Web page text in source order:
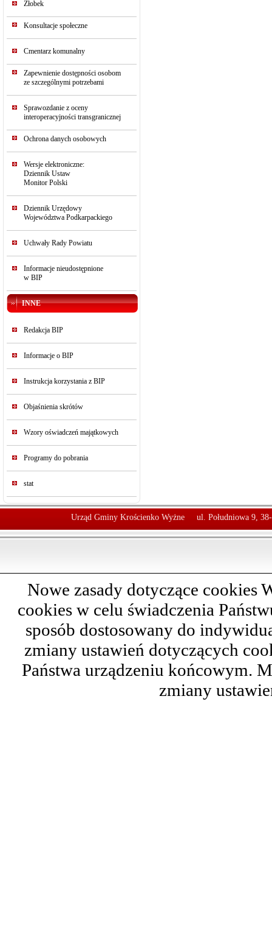
Żłobek
Konsultacje społeczne
Cmentarz komunalny
Zapewnienie dostępności osobom
ze szczególnymi potrzebami
Sprawozdanie z oceny
interoperacyjności transgranicznej
Ochrona danych osobowych
Wersje elektroniczne:
Dziennik Ustaw
Monitor Polski
Dziennik Urzędowy
Województwa Podkarpackiego
Uchwały Rady Powiatu
Informacje nieudostępnione
w BIP
INNE
Redakcja BIP
Informacje o BIP
Instrukcja korzystania z BIP
Objaśnienia skrótów
Wzory oświadczeń majątkowych
Programy do pobrania
stat
Urząd Gminy Krościenko Wyżne ul. Południowa 9,
Nowe zasady dotyczące cookies
cookies w celu świadczenia
sposób dostosowany do
zmiany ustawień dotyczących
Państwa urządzeniu końcowym.
zmiany